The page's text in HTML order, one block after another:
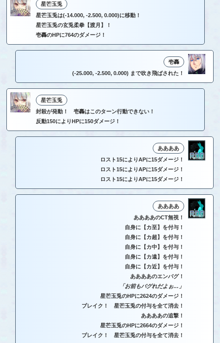
星芒玉兎
星芒玉兎は(-14.000, -2.500, 0.000)に移動！
星芒玉兎の玄兎柔拳【渡月】！
壱轟のHPに764のダメージ！
壱轟
(-25.000, -2.500, 0.000) まで吹き飛ばされた！
星芒玉兎
封殺が発動！ 壱轟はこのターン行動できない！
反動150によりHPに150ダメージ！
ああああ
ロスト15によりAPに15ダメージ！
ロスト15によりAPに15ダメージ！
ロスト15によりAPに15ダメージ！
ああああ
ああああのCT無視！
自身に【カ至】を付与！
自身に【カ超】を付与！
自身に【カ中】を付与！
自身に【カ遠】を付与！
自身に【カ近】を付与！
ああああのエンバグ！
「お前もバグれだよぉ…」
星芒玉兎のHPに2624のダメージ！
ブレイク！ 星芒玉兎の付与を全て消去！
ああああの追撃！
星芒玉兎のHPに2664のダメージ！
ブレイク！ 星芒玉兎の付与を全て消去！